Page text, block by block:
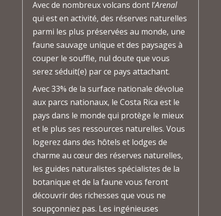
Avec de nombreux volcans dont l’Arenal
qui est en activité, des réserves naturelles
parmi les plus préservées au monde, une
faune sauvage unique et des paysages à
couper le souffle, nul doute que vous
serez séduit(e) par ce pays attachant.
Avec 33% de la surface nationale dévolue
aux parcs nationaux, le Costa Rica est le
pays dans le monde qui protège le mieux
et le plus ses ressources naturelles. Vous
logerez dans des hôtels et lodges de
charme au cœur des réserves naturelles,
les guides naturalistes spécialistes de la
botanique et de la faune vous feront
découvrir des richesses que vous ne
soupçonniez pas. Les ingénieuses